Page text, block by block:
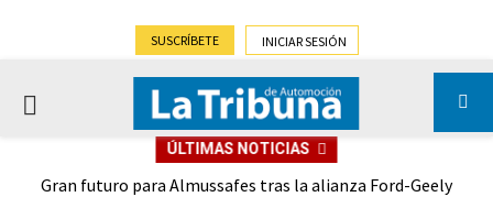
SUSCRÍBETE INICIAR SESIÓN
PRIMARY
ÚLTIMAS NOTICIAS
Gran futuro para Almussafes tras la alianza Ford-Geely